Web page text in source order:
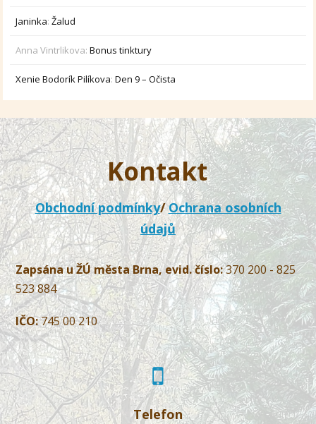
Janinka:Žalud
Anna Vintrlikova:Bonus tinktury
Xenie Bodorík Pilíkova:Den 9 – Očista
Kontakt
Obchodní podmínky/Ochrana osobních
údajů
Zapsána u ŽÚ města Brna, evid. číslo:370 200 - 825
523 884
IČO:745 00 210
Telefon